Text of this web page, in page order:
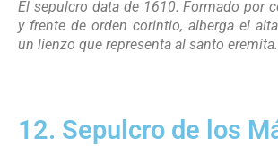
El sepulcro data de 1610. Formado por
y frente de orden corintio, alberga el
un lienzo que representa al santo eremita.
12. Sepulcro de los